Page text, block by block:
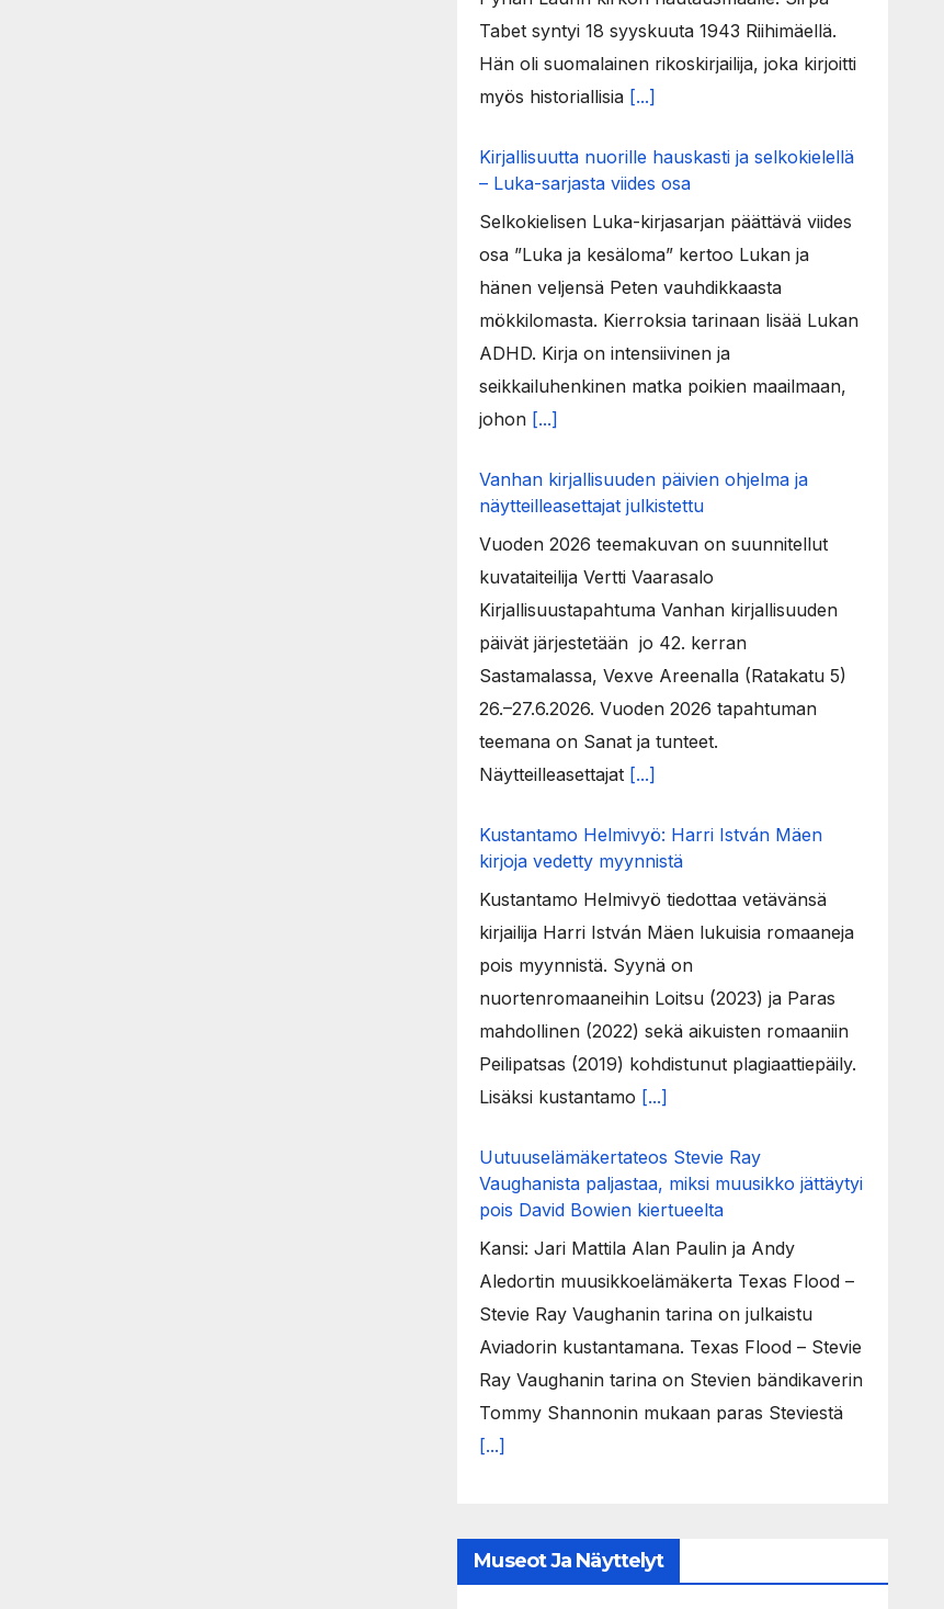
Tabet syntyi 18 syyskuuta 1943 Riihimäellä.
Hän oli suomalainen rikoskirjailija, joka kirjoitti
myös historiallisia [...]
Kirjallisuutta nuorille hauskasti ja selkokielellä
– Luka-sarjasta viides osa
Selkokielisen Luka-kirjasarjan päättävä viides
osa ”Luka ja kesäloma” kertoo Lukan ja
hänen veljensä Peten vauhdikkaasta
mökkilomasta. Kierroksia tarinaan lisää Lukan
ADHD. Kirja on intensiivinen ja
seikkailuhenkinen matka poikien maailmaan,
johon [...]
Vanhan kirjallisuuden päivien ohjelma ja
näytteilleasettajat julkistettu
Vuoden 2026 teemakuvan on suunnitellut
kuvataiteilija Vertti Vaarasalo
Kirjallisuustapahtuma Vanhan kirjallisuuden
päivät järjestetään jo 42. kerran
Sastamalassa, Vexve Areenalla (Ratakatu 5)
26.–27.6.2026. Vuoden 2026 tapahtuman
teemana on Sanat ja tunteet.
Näytteilleasettajat [...]
Kustantamo Helmivyö: Harri István Mäen
kirjoja vedetty myynnistä
Kustantamo Helmivyö tiedottaa vetävänsä
kirjailija Harri István Mäen lukuisia romaaneja
pois myynnistä. Syynä on
nuortenromaaneihin Loitsu (2023) ja Paras
mahdollinen (2022) sekä aikuisten romaaniin
Peilipatsas (2019) kohdistunut plagiaattiepäily.
Lisäksi kustantamo [...]
Uutuuselämäkertateos Stevie Ray
Vaughanista paljastaa, miksi muusikko jättäytyi
pois David Bowien kiertueelta
Kansi: Jari Mattila Alan Paulin ja Andy
Aledortin muusikkoelämäkerta Texas Flood –
Stevie Ray Vaughanin tarina on julkaistu
Aviadorin kustantamana. Texas Flood – Stevie
Ray Vaughanin tarina on Stevien bändikaverin
Tommy Shannonin mukaan paras Steviestä
[...]
Museot Ja Näyttelyt